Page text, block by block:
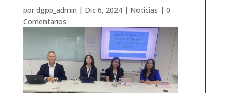
por dgpp_admin | Dic 6, 2024| Noticias | 0
Comentarios